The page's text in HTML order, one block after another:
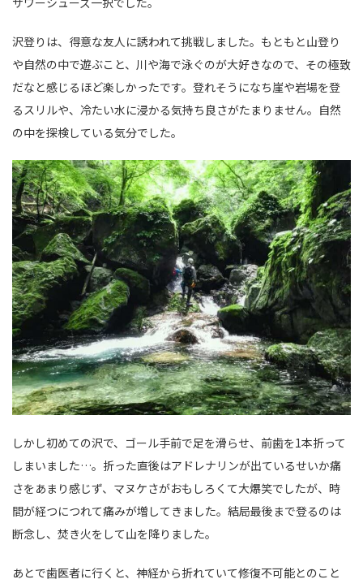
沢登りは、得意な友人に誘われて挑戦しました。もともと山登り
や自然の中で遊ぶこと、川や海で泳ぐのが大好きなので、その極致
だなと感じるほど楽しかったです。登れそうになち崖や岩場を登
るスリルや、冷たい水に浸かる気持ち良さがたまりません。自然
の中を探検している気分でした。
しかし初めての沢で、ゴール手前で足を滑らせ、前歯を1本折って
しまいました…。折った直後はアドレナリンが出ているせいか痛
さをあまり感じず、マヌケさがおもしろくて大爆笑でしたが、時
間が経つにつれて痛みが増してきました。結局最後まで登るのは
断念し、焚き火をして山を降りました。
あとで歯医者に行くと、神経から折れていて修復不可能とのこと